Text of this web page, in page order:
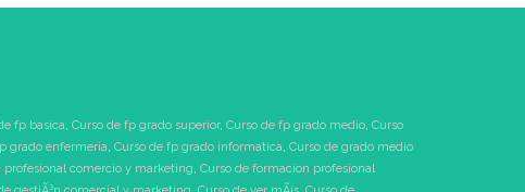
fp basica, Curso de fp grado superior, Curso de fp grado medio, Curso
grado enfermeria, Curso de fp grado informatica, Curso de grado medio
profesional comercio y marketing, Curso de formacion profesional